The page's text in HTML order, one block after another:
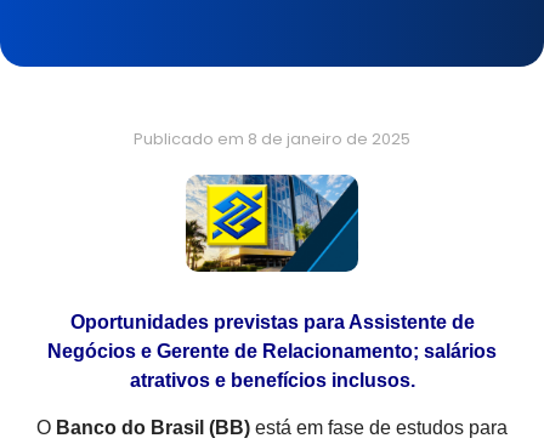
Publicado em 8 de janeiro de 2025
Oportunidades previstas para Assistente de
Negócios e Gerente de Relacionamento; salários
atrativos e benefícios inclusos.
O Banco do Brasil (BB) está em fase de estudos para